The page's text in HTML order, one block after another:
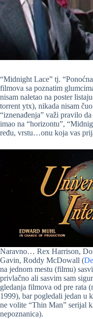
“Midnight Lace” tj.
filmova sa poznatim
nisam naletao na poster
torrent ytx), nikada nisam
“iznenađenja” važi pravilo
imao na “horizontu”,
ređu, vrstu…onu koja vas
Naravno… Rex Harrison,
Gavin, Roddy McDowall (
na jednom mestu (filmu)
privlačno ali sasvim sam
gledanja filmova od pre rata
1999), bar pogledali jedan u
ne volite “Thin Man” serijal
nepoznanica).